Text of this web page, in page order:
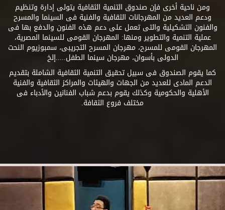
ومن ناحية أخرى فإن صندوق التنمية الثقافية يتولى إدارة وتنظيم
ودعم العديد من المهرجانات الثقافية والفنية فى السينما والمسرح
والفنون التشكيلية والتى تعمل على دعم هذه الفنون والدفع بها فى
عملية التنمية والتطوير ومنها: المهرجان القومى للسينما المصرية،
المهرجان القومى للمسرح، مهرجان المسرح التجريبى، سمبوزيوم النحت
الدولى بأسوان، مهرجان سينما الطفل.....إلخ
كما يقوم الصندوق فى سبيل تحقيق التنمية الثقافية الشاملة بتقديم
الدعم المادى للعديد من الجهات والهيئات والمراكز الثقافية والفنية
الأهلية والحكومية وكذلك يقوم بدعم شباب الفنانين والأدباء فى
مختلف فروع الثقافة.